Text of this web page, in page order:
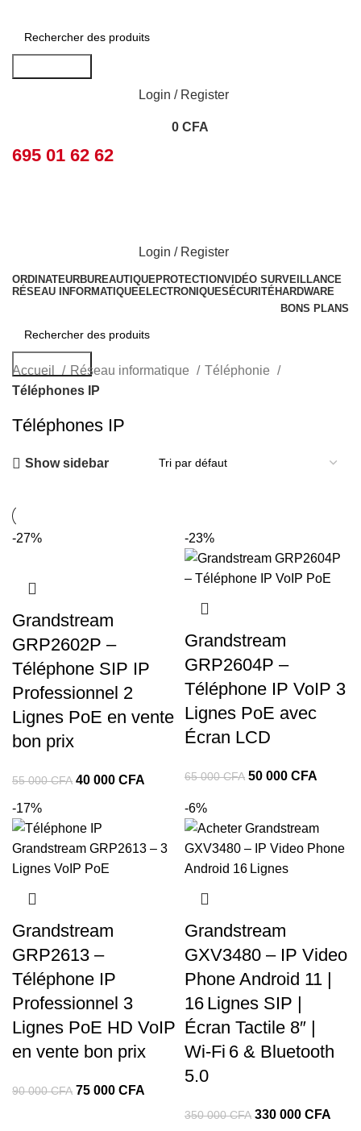
Login / Register
0 CFA
695 01 62 62
Login / Register
ORDINATEURBUREAUTIQUEPROTECTIONVIDÉO SURVEILLANCE
RÉSEAU INFORMATIQUEELECTRONIQUESÉCURITÉHARDWARE
BONS PLANS
Rechercher
Accueil Réseau informatique
Téléphonie
Téléphones IP
Téléphones IP
Show sidebar
-27%
Grandstream
GRP2602P –
Téléphone SIP IP
Professionnel 2
Lignes PoE en vente
bon prix
55 000CFA 40 000 CFA
-23%
Grandstream
GRP2604P –
Téléphone IP VoIP 3
Lignes PoE avec
Écran LCD
65 000CFA 50 000 CFA
-17%
Grandstream
GRP2613 –
Téléphone IP
Professionnel 3
Lignes PoE HD VoIP
en vente bon prix
90 000CFA 75 000 CFA
-6%
Grandstream
GXV3480 – IP Video
Phone Android 11 |
16 Lignes SIP |
Écran Tactile 8″ |
Wi‑Fi 6 & Bluetooth
5.0
350 000CFA 330 000 CFA